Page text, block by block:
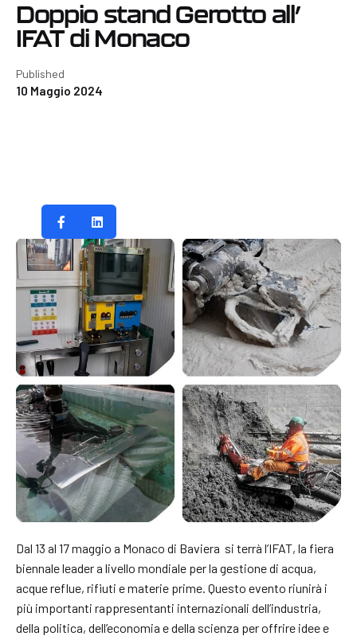
Doppio stand Gerotto all’
IFAT di Monaco
Published
10 Maggio 2024
Dal 13 al 17 maggio a Monaco di Baviera si terrà l’IFAT, la fiera
biennale leader a livello mondiale per la gestione di acqua,
acque reflue, rifiuti e materie prime. Questo evento riunirà i
più importanti rappresentanti internazionali dell’industria,
della politica, dell’economia e della scienza per offrire idee e